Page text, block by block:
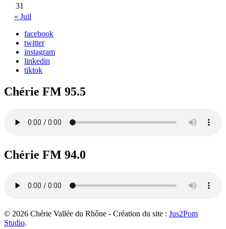
31
« Juil
facebook
twitter
instagram
linkedin
tiktok
Chérie FM 95.5
Chérie FM 94.0
© 2026 Chérie Vallée du Rhône - Création du site : Jus2Pom
Studio.